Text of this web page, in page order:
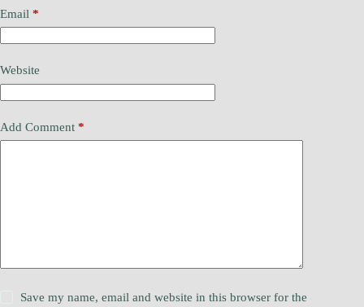
Email *
Website
Add Comment *
Save my name, email and website in this browser for the